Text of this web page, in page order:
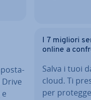
e
I 7 migliori
online a
Salva i tuoi
cloud. Ti
per